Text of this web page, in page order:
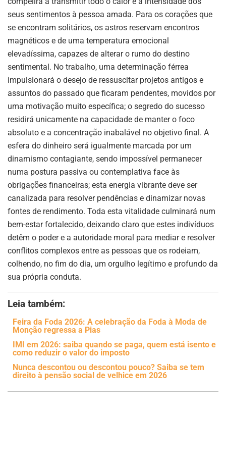
seus sentimentos à pessoa amada. Para os corações que
se encontram solitários, os astros reservam encontros
magnéticos e de uma temperatura emocional
elevadíssima, capazes de alterar o rumo do destino
sentimental. No trabalho, uma determinação férrea
impulsionará o desejo de ressuscitar projetos antigos e
assuntos do passado que ficaram pendentes, movidos por
uma motivação muito específica; o segredo do sucesso
residirá unicamente na capacidade de manter o foco
absoluto e a concentração inabalável no objetivo final. A
esfera do dinheiro será igualmente marcada por um
dinamismo contagiante, sendo impossível permanecer
numa postura passiva ou contemplativa face às
obrigações financeiras; esta energia vibrante deve ser
canalizada para resolver pendências e dinamizar novas
fontes de rendimento. Toda esta vitalidade culminará num
bem-estar fortalecido, deixando claro que estes indivíduos
detêm o poder e a autoridade moral para mediar e resolver
conflitos complexos entre as pessoas que os rodeiam,
colhendo, no fim do dia, um orgulho legítimo e profundo da
sua própria conduta.
Leia também:
Feira da Foda 2026: A celebração da Foda à Moda de
Monção regressa a Pias
IMI em 2026: saiba quando se paga, quem está isento e
como reduzir o valor do imposto
Nunca descontou ou descontou pouco? Saiba se tem
direito à pensão social de velhice em 2026